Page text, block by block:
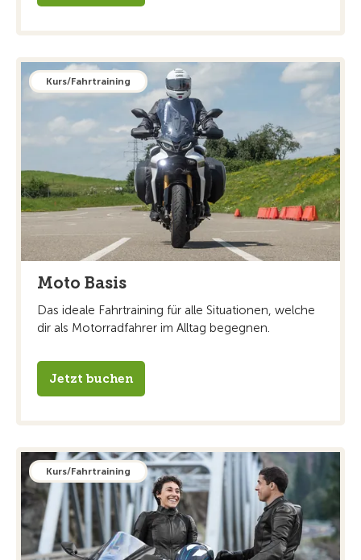
Kurs/Fahrtraining
Moto Basis
Das ideale Fahrtraining für alle Situationen, welche
dir als Motorradfahrer im Alltag begegnen.
Jetzt buchen
Kurs/Fahrtraining